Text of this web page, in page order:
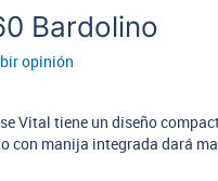
Bardolino
opinión
Vital tiene un diseño
con manija integrada dará